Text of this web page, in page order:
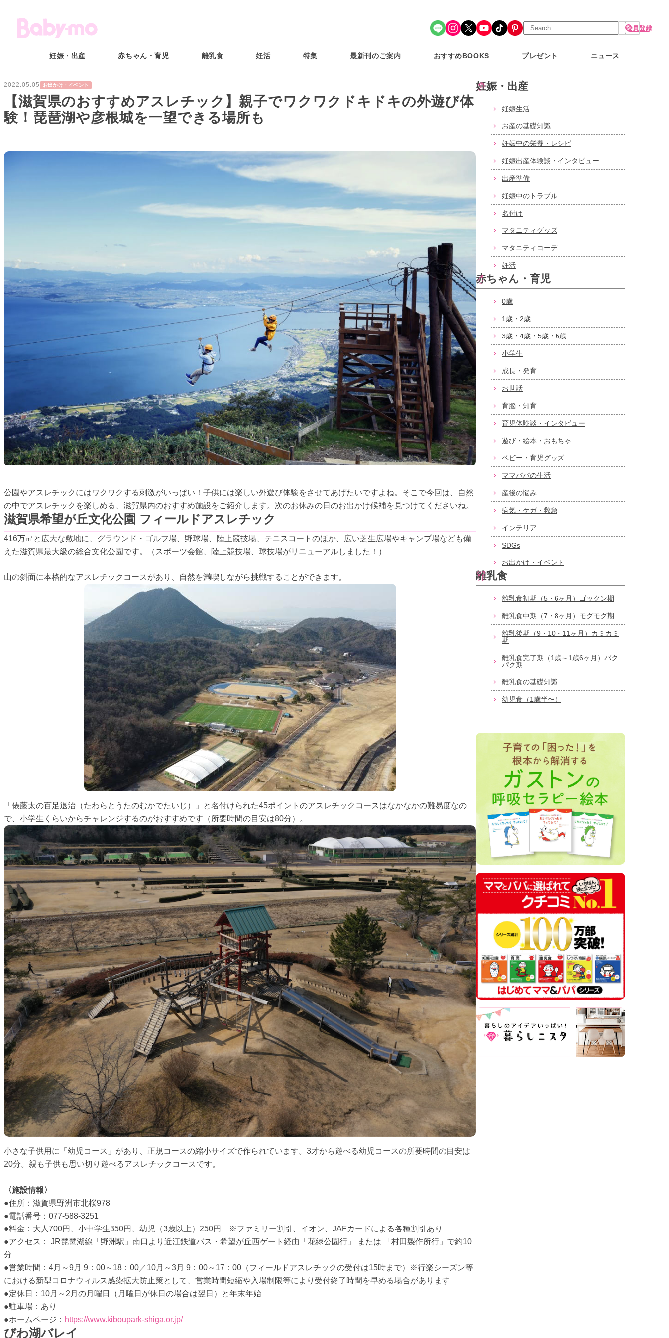
Share Icon Instagram X YouTube TikTok Pinterest
検
索
会員登録
妊娠・出産 赤ちゃん・育児 離乳食 妊活 特集 最新刊のご案内 おすすめBOOKS プレゼント ニュース
2022.05.05 お出かけ・イベント
【滋賀県のおすすめアスレチック】親子でワクワクドキドキの外遊び体
験！琵琶湖や彦根城を一望できる場所も
公園やアスレチックにはワクワクする刺激がいっぱい！子供には楽しい外遊び体験をさせてあげたいですよね。そこで今回は、自然
の中でアスレチックを楽しめる、滋賀県内のおすすめ施設をご紹介します。次のお休みの日のお出かけ候補を見つけてくださいね。
滋賀県希望が丘文化公園 フィールドアスレチック
416万㎡と広大な敷地に、グラウンド・ゴルフ場、野球場、陸上競技場、テニスコートのほか、広い芝生広場やキャンプ場なども備
えた滋賀県最大級の総合文化公園です。（スポーツ会館、陸上競技場、球技場がリニューアルしました！）
山の斜面に本格的なアスレチックコースがあり、自然を満喫しながら挑戦することができます。
「俵藤太の百足退治（たわらとうたのむかでたいじ）」と名付けられた45ポイントのアスレチックコースはなかなかの難易度なの
で、小学生くらいからチャレンジするのがおすすめです（所要時間の目安は80分）。
小さな子供用に「幼児コース」があり、正規コースの縮小サイズで作られています。3才から遊べる幼児コースの所要時間の目安は
20分。親も子供も思い切り遊べるアスレチックコースです。
〈施設情報〉
●住所：滋賀県野洲市北桜978
●電話番号：077-588-3251
●料金：大人700円、小中学生350円、幼児（3歳以上）250円 ※ファミリー割引、イオン、JAFカードによる各種割引あり
●アクセス： JR琵琶湖線「野洲駅」南口より近江鉄道バス・希望が丘西ゲート経由「花緑公園行」 または 「村田製作所行」で約10
分
●営業時間：4月～9月 9：00～18：00／10月～3月 9：00～17：00（フィールドアスレチックの受付は15時まで）※行楽シーズン等
における新型コロナウィルス感染拡大防止策として、営業時間短縮や入場制限等により受付終了時間を早める場合があります
●定休日：10月～2月の月曜日（月曜日が休日の場合は翌日）と年末年始
●駐車場：あり
●ホームページ： https://www.kiboupark-shiga.or.jp/
びわ湖バレイ
妊娠・出産
妊娠生活
お産の基礎知識
妊娠中の栄養・レシピ
妊娠出産体験談・インタビュー
出産準備
妊娠中のトラブル
名付け
マタニティグッズ
マタニティコーデ
妊活
赤ちゃん・育児
0歳
1歳・2歳
3歳・4歳・5歳・6歳
小学生
成長・発育
お世話
育脳・知育
育児体験談・インタビュー
遊び・絵本・おもちゃ
ベビー・育児グッズ
ママパパの生活
産後の悩み
病気・ケガ・救急
インテリア
SDGs
お出かけ・イベント
離乳食
離乳食初期（5・6ヶ月）ゴックン期
離乳食中期（7・8ヶ月）モグモグ期
離乳後期（9・10・11ヶ月）カミカミ
期
離乳食完了期（1歳～1歳6ヶ月）パク
パク期
離乳食の基礎知識
幼児食（1歳半〜）